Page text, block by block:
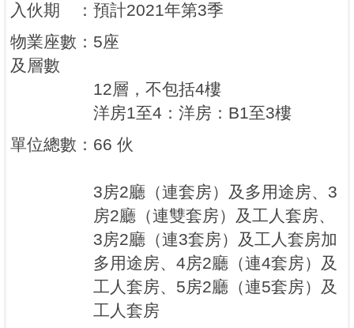
入伙期 ： 預計2021年第3季
物業座數
及層數
： 5座
12層，不包括4樓
洋房1至4：洋房：B1至3樓
單位總數 ： 66 伙
3房2廳（連套房）及多用途房、3
房2廳（連雙套房）及工人套房、
3房2廳（連3套房）及工人套房加
多用途房、4房2廳（連4套房）及
工人套房、5房2廳（連5套房）及
工人套房